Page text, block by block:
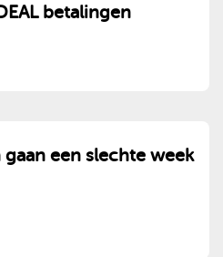
betalingen
een slechte week